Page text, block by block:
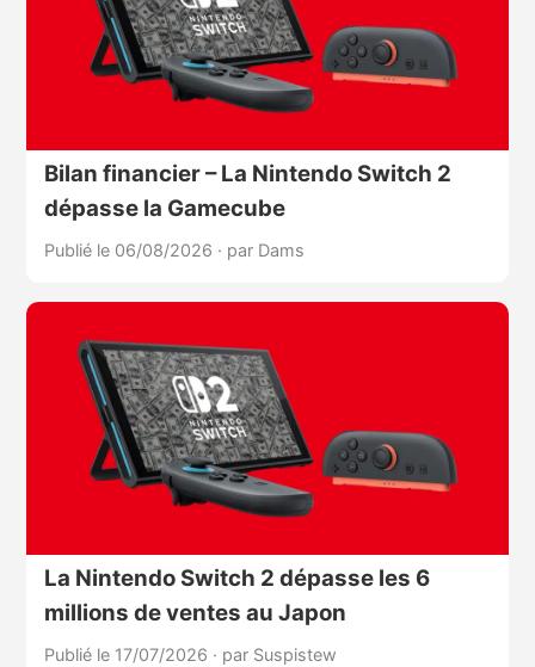
Bilan financier – La Nintendo Switch 2
dépasse la Gamecube
Publié le 06/08/2026 · par Dams
La Nintendo Switch 2 dépasse les 6
millions de ventes au Japon
Publié le 17/07/2026 · par Suspistew